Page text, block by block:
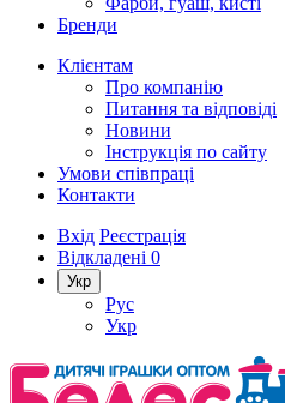
Бренди
Клієнтам
Про компанію
Питання та відповіді
Новини
Інструкція по сайту
Умови співпраці
Контакти
Вхід Реєстрація
Відкладені 0
Укр
Рус
Укр